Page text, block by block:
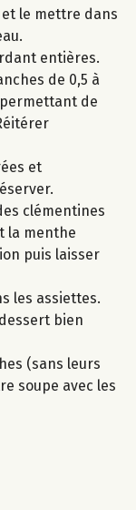
et le mettre dans
entières.
de 0,5 à
de
et
clémentines
la menthe
puis laisser
les assiettes.
bien
(sans leurs
soupe avec les